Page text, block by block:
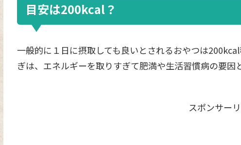
目安は200kcal？
一般的に１日に摂取しても良いとされるおやつは
ぎは、エネルギーを取りすぎて肥満や生活習慣病の要因
スポンサー